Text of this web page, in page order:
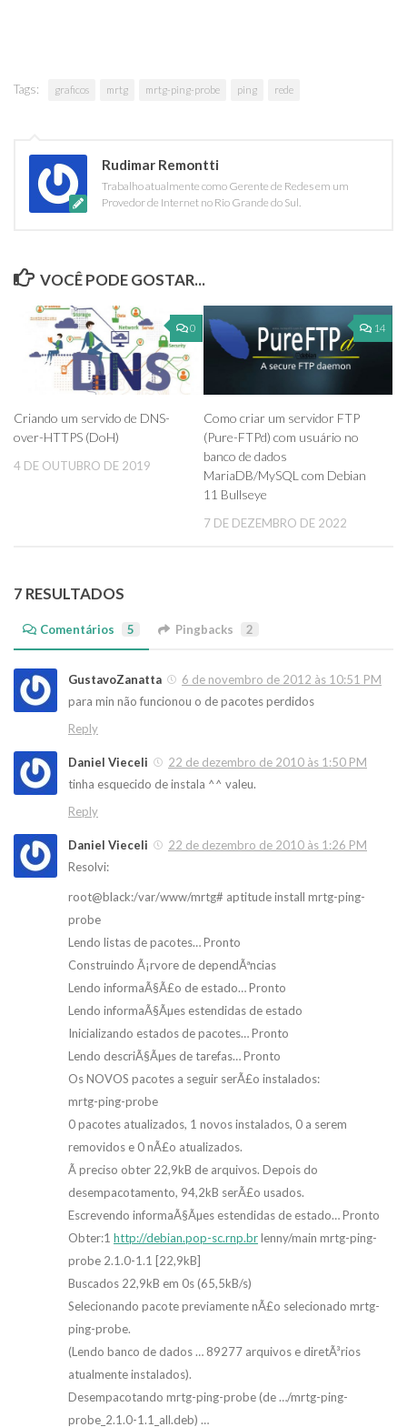
Tags: graficos mrtg mrtg-ping-probe ping rede
Rudimar Remontti
Trabalho atualmente como Gerente de Redes em um
Provedor de Internet no Rio Grande do Sul.
VOCÊ PODE GOSTAR...
0
Criando um servido de DNS-
over-HTTPS (DoH)
4 DE OUTUBRO DE 2019
14
Como criar um servidor FTP
(Pure-FTPd) com usuário no
banco de dados
MariaDB/MySQL com Debian
11 Bullseye
7 DE DEZEMBRO DE 2022
7 RESULTADOS
Comentários 5 Pingbacks 2
GustavoZanatta
6 de novembro de 2012 às 10:51 PM
para min não funcionou o de pacotes perdidos
Reply
Daniel Vieceli
22 de dezembro de 2010 às 1:50 PM
tinha esquecido de instala ^^ valeu.
Reply
Daniel Vieceli
22 de dezembro de 2010 às 1:26 PM
Resolvi:
root@black:/var/www/mrtg# aptitude install mrtg-ping-
probe
Lendo listas de pacotes… Pronto
Construindo Ã¡rvore de dependÃªncias
Lendo informaÃ§Ã£o de estado… Pronto
Lendo informaÃ§Ãµes estendidas de estado
Inicializando estados de pacotes… Pronto
Lendo descriÃ§Ãµes de tarefas… Pronto
Os NOVOS pacotes a seguir serÃ£o instalados:
mrtg-ping-probe
0 pacotes atualizados, 1 novos instalados, 0 a serem
removidos e 0 nÃ£o atualizados.
Ã preciso obter 22,9kB de arquivos. Depois do
desempacotamento, 94,2kB serÃ£o usados.
Escrevendo informaÃ§Ãµes estendidas de estado… Pronto
Obter:1 http://debian.pop-sc.rnp.brlenny/main mrtg-ping-
probe 2.1.0-1.1 [22,9kB]
Buscados 22,9kB em 0s (65,5kB/s)
Selecionando pacote previamente nÃ£o selecionado mrtg-
ping-probe.
(Lendo banco de dados … 89277 arquivos e diretÃ³rios
atualmente instalados).
Desempacotando mrtg-ping-probe (de …/mrtg-ping-
probe_2.1.0-1.1_all.deb) …